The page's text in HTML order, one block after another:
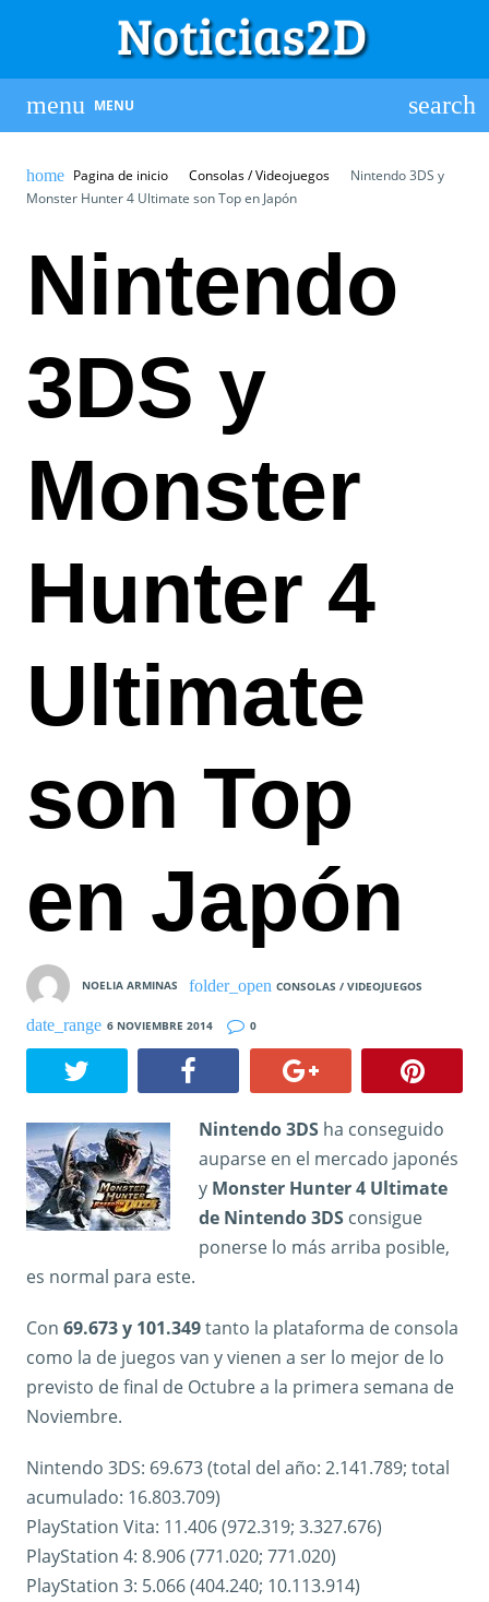
MENU
Pagina de inicio Consolas / Videojuegos
Nintendo 3DS y
Monster Hunter 4 Ultimate son Top en Japón
Nintendo
3DS y
Monster
Hunter 4
Ultimate
son Top
en Japón
NOELIA ARMINAS CONSOLAS / VIDEOJUEGOS
6 NOVIEMBRE 2014 0
Nintendo 3DSha conseguido
auparse en el mercado japonés
y Monster Hunter 4 Ultimate
de Nintendo 3DSconsigue
ponerse lo más arriba posible,
es normal para este.
Con 69.673 y 101.349tanto la plataforma de consola
como la de juegos van y vienen a ser lo mejor de lo
previsto de final de Octubre a la primera semana de
Noviembre.
Nintendo 3DS: 69.673 (total del año: 2.141.789; total
acumulado: 16.803.709)
PlayStation Vita: 11.406 (972.319; 3.327.676)
PlayStation 4: 8.906 (771.020; 771.020)
PlayStation 3: 5.066 (404.240; 10.113.914)